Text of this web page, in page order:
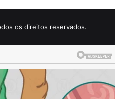
os direitos reservados.